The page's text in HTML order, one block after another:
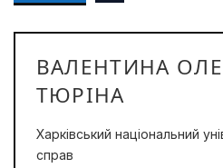
ВАЛЕНТИНА
ТЮРІНА
Харківський національний
справ